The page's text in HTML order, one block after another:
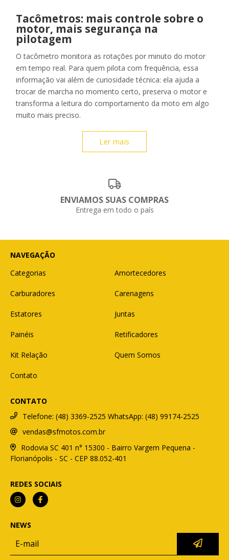
Tacômetros: mais controle sobre o
motor, mais segurança na
pilotagem
O tacômetro monitora as rotações por minuto do motor
em tempo real. Para quem pilota com frequência, essa
informação vai além de curiosidade técnica: ela ajuda a
trocar de marcha no momento certo, preserva o motor e
transforma a leitura do comportamento da moto em algo
muito mais preciso.
Ler mais
ENVIAMOS SUAS COMPRAS
Entrega em todo o país
NAVEGAÇÃO
Categorias
Amortecedores
Carburadores Carenagens
Estatores Juntas
Painéis Retificadores
Kit Relação Quem Somos
Contato
CONTATO
Telefone: (48) 3369-2525 WhatsApp: (48) 99174-2525
vendas@sfmotos.com.br
Rodovia SC 401 n° 15300 - Bairro Vargem Pequena -
Florianópolis - SC - CEP 88.052-401
REDES SOCIAIS
NEWS